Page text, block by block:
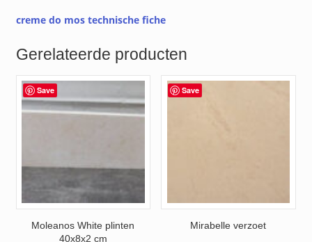
creme do mos technische fiche
Gerelateerde producten
Save
Moleanos White plinten
40x8x2 cm
Save
Mirabelle verzoet